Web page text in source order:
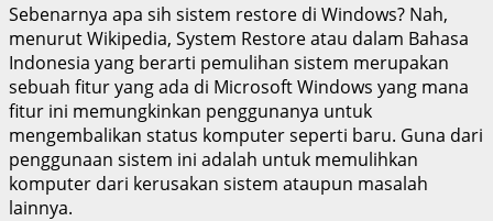
Sebenarnya apa sih sistem restore di Windows? Nah,
menurut Wikipedia, System Restore atau dalam Bahasa
Indonesia yang berarti pemulihan sistem merupakan
sebuah fitur yang ada di Microsoft Windows yang mana
fitur ini memungkinkan penggunanya untuk
mengembalikan status komputer seperti baru. Guna dari
penggunaan sistem ini adalah untuk memulihkan
komputer dari kerusakan sistem ataupun masalah
lainnya.